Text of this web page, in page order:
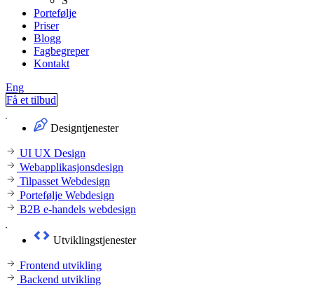
Portefølje
Priser
Blogg
Fagbegreper
Kontakt
Eng
Få et tilbud
Designtjenester
UI UX Design
Webapplikasjonsdesign
Tilpasset Webdesign
Portefølje Webdesign
B2B e-handels webdesign
Utviklingstjenester
Frontend utvikling
Backend utvikling